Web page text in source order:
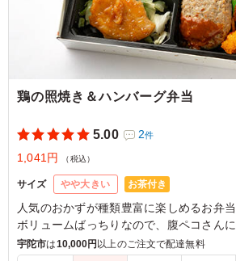
鶏の照焼き＆ハンバーグ弁当
5.00 2件
1,041円 （税込）
サイズ やや大きい お茶付き
人気のおかずが種類豊富に楽しめるお弁当
ボリュームばっちりなので、腹ペコさん
宇陀市は10,000円 以上のご注文で配達無料